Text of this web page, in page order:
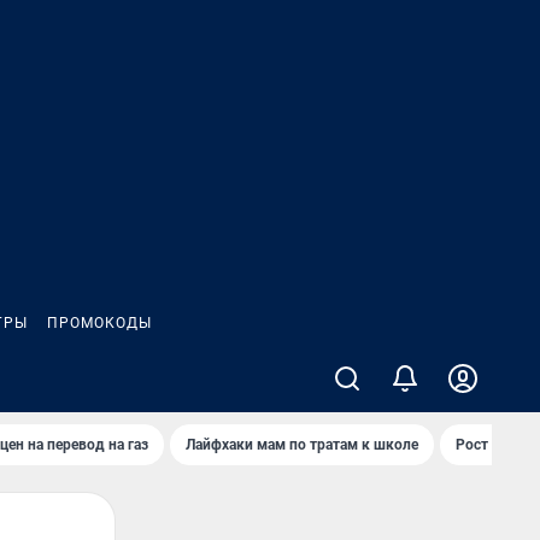
ПРОМОКОДЫ
на перевод на газ Лайфхаки мам по тратам к школе Рост цен на